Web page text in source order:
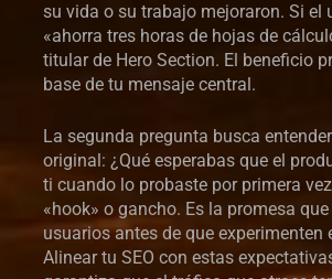
su vida o su trabajo mejoraron. Si el
«ahorra tres horas de hojas de
titular de Hero Section. El beneficio
base de tu mensaje central.
La segunda pregunta busca
original: ¿Qué esperabas que el
ti cuando lo probaste por primera
«hook» o gancho. Es la promesa
usuarios antes de que experimenten
Alinear tu SEO con estas